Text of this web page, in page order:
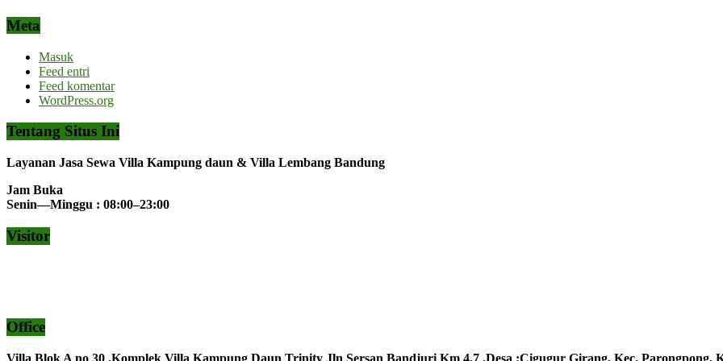
Meta
Masuk
Feed entri
Feed komentar
WordPress.org
Tentang Situs Ini
Layanan Jasa Sewa Villa Kampung daun & Villa Lembang Bandung
Jam Buka
Senin—Minggu : 08:00–23:00
Visitor
Office
Villa Blok A no 30 .Komplek Villa Kampung Daun Trinity Jln Sersan Bandjuri Km 4,7 .Desa :Cigugur Girang, Kec. Parongpong,